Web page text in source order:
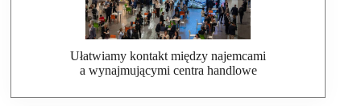
Ułatwiamy kontakt między najemcami
a wynajmującymi centra handlowe